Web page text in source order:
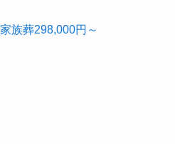
家族葬298,000円～